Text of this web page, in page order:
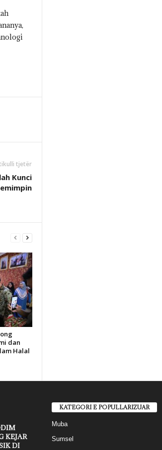
tjetër
Kunci
dan
Halal
KEJAR
DI
KATEGORI E POPULLARIZUAR
Muba
Sumsel